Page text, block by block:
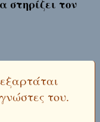
στηρίζει τον
του.